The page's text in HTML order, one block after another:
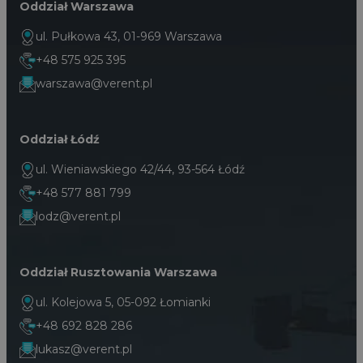
Oddział Warszawa
ul. Pułkowa 43, 01-969 Warszawa
+48 575 925 395
warszawa@verent.pl
Oddział Łódź
ul. Wieniawskiego 42/44, 93-564 Łódź
+48 577 881 799
lodz@verent.pl
Oddział Rusztowania Warszawa
ul. Kolejowa 5, 05-092 Łomianki
+48 692 828 286
lukasz@verent.pl